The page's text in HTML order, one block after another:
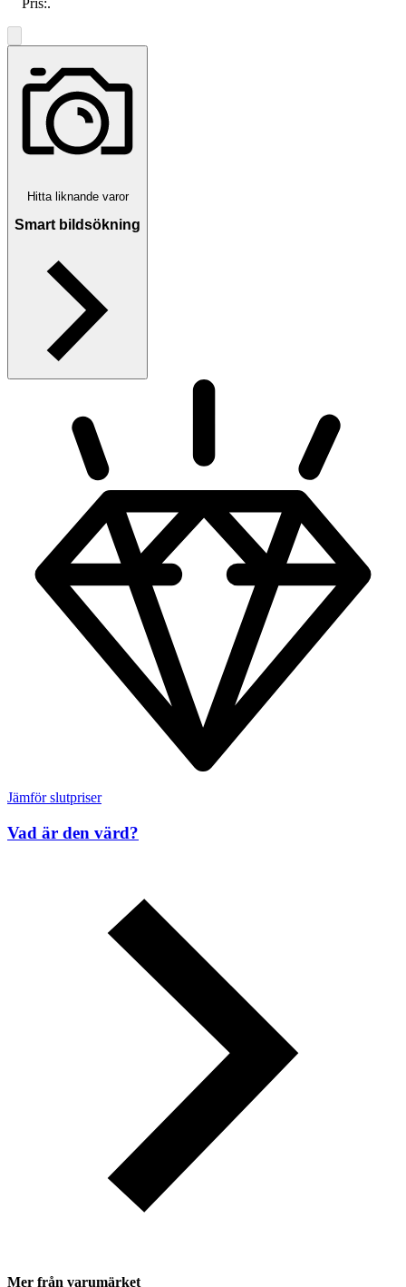
Pris:.
Hitta liknande varor
Smart bildsökning
Jämför slutpriser
Vad är den värd?
Mer från varumärket